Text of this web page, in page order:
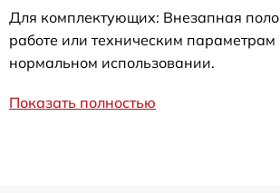
Для комплектующих: Внезапная
работе или техническим параметрам
нормальном использовании.
Показать полностью